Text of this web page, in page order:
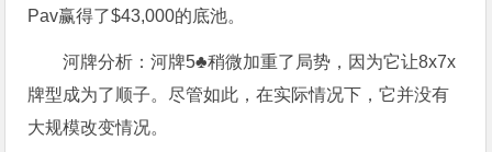
Pav赢得了$43,000的底池。
河牌分析：河牌5♣稍微加重了局势，因为它让8x7x
牌型成为了顺子。尽管如此，在实际情况下，它并没有
大规模改变情况。